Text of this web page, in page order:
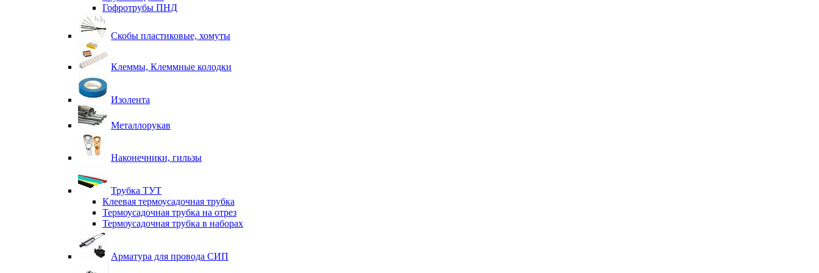
Гофротрубы ПНД
Скобы пластиковые, хомуты
Клеммы, Клеммные колодки
Изолента
Металлорукав
Наконечники, гильзы
Трубка ТУТ
Клеевая термоусадочная трубка
Термоусадочная трубка на отрез
Термоусадочная трубка в наборах
Арматура для провода СИП